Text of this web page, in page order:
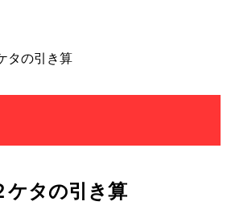
タの引き算
ケタの引き算